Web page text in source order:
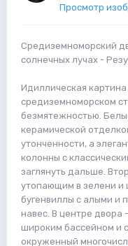
Просмотр
Средиземноморский
солнечных лучах -
Идиллическая
средиземноморском
безмятежностью.
керамической
утонченности, а
колонны с
заглянуть дальше.
утопающим в зелени и
бугенвиллы с алыми и
навес. В центре двора
широким бассейном и
окруженный